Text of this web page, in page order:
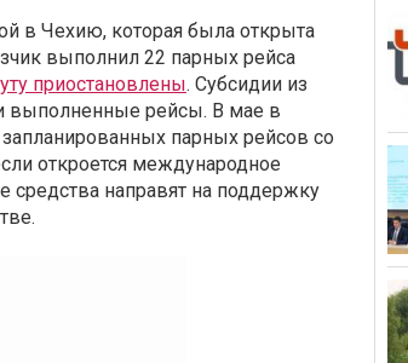
в Чехию, которая была открыта
выполнил 22 парных рейса
приостановлены. Субсидии из
выполненные рейсы. В мае в
парных рейсов со
откроется международное
направят на поддержку